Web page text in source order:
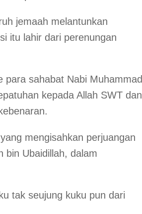
jemaah melantunkan
itu lahir dari perenungan
para sahabat Nabi Muhammad
kepada Allah SWT dan
mengisahkan perjuangan
bin Ubaidillah, dalam
tak seujung kuku pun dari